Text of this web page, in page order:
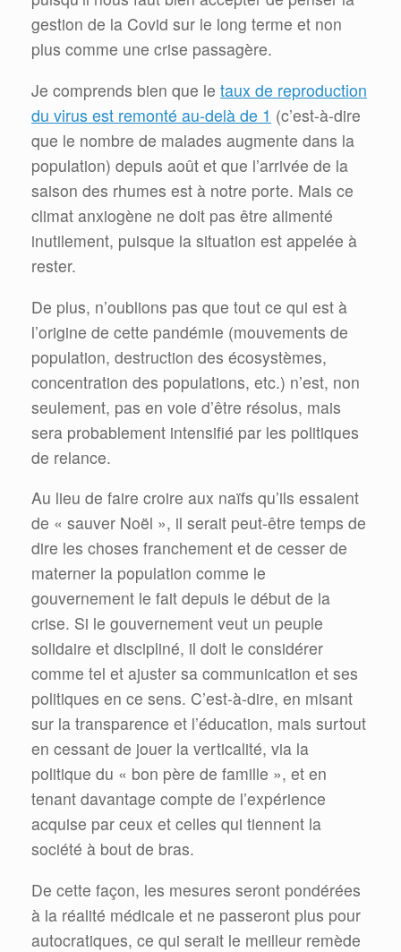
gestion de la Covid sur le long terme et non
plus comme une crise passagère.
Je comprends bien que le taux de reproduction
du virus est remonté au-delà de 1 (c’est-à-dire
que le nombre de malades augmente dans la
population) depuis août et que l’arrivée de la
saison des rhumes est à notre porte. Mais ce
climat anxiogène ne doit pas être alimenté
inutilement, puisque la situation est appelée à
rester.
De plus, n’oublions pas que tout ce qui est à
l’origine de cette pandémie (mouvements de
population, destruction des écosystèmes,
concentration des populations, etc.) n’est, non
seulement, pas en voie d’être résolus, mais
sera probablement intensifié par les politiques
de relance.
Au lieu de faire croire aux naïfs qu’ils essaient
de « sauver Noël », il serait peut-être temps de
dire les choses franchement et de cesser de
materner la population comme le
gouvernement le fait depuis le début de la
crise. Si le gouvernement veut un peuple
solidaire et discipliné, il doit le considérer
comme tel et ajuster sa communication et ses
politiques en ce sens. C’est-à-dire, en misant
sur la transparence et l’éducation, mais surtout
en cessant de jouer la verticalité, via la
politique du « bon père de famille », et en
tenant davantage compte de l’expérience
acquise par ceux et celles qui tiennent la
société à bout de bras.
De cette façon, les mesures seront pondérées
à la réalité médicale et ne passeront plus pour
autocratiques, ce qui serait le meilleur remède